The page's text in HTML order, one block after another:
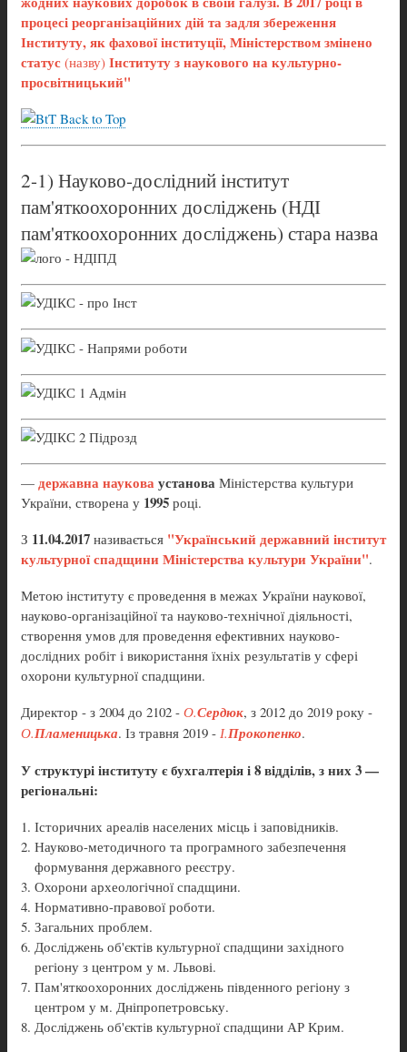
процесі реорганізаційних дій та задля збереження
Інституту, як фахової інституції, Міністерством змінено
статус (назву) Інституту з наукового на культурно-
просвітницький"
Back to Top
2-1) Науково-дослідний інститут
пам'яткоохоронних досліджень (НДІ
пам'яткоохоронних досліджень) стара назва
— державна науковаустанова Міністерства культури
України, створена у 1995 році.
З 11.04.2017 називається "Український державний інститут
культурної спадщини Міністерства культури України".
Метою інституту є проведення в межах України наукової,
науково-організаційної та науково-технічної діяльності,
створення умов для проведення ефективних науково-
дослідних робіт і використання їхніх результатів у сфері
охорони культурної спадщини.
Директор - з 2004 до 2102 - О.Сердюк, з 2012 до 2019 року -
О.Пламеницька. Із травня 2019 - І.Прокопенко.
У структурі інституту є бухгалтерія і 8 відділів, з них 3 —
регіональні:
Історичних ареалів населених місць і заповідників.
Науково-методичного та програмного забезпечення
формування державного реєстру.
Охорони археологічної спадщини.
Нормативно-правової роботи.
Загальних проблем.
Досліджень об'єктів культурної спадщини західного
регіону з центром у м. Львові.
Пам'яткоохоронних досліджень південного регіону з
центром у м. Дніпропетровську.
Досліджень об'єктів культурної спадщини АР Крим.